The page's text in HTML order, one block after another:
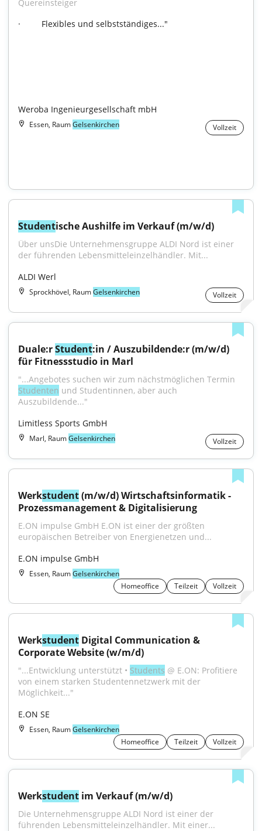
·         Flexibles und selbstständiges..."
Weroba Ingenieurgesellschaft mbH
Essen, RaumGelsenkirchen Vollzeit
Studentische Aushilfe im Verkauf (m/w/d)
Über unsDie Unternehmensgruppe ALDI Nord ist einer
der führenden Lebensmitteleinzelhändler. Mit...
ALDI Werl
Sprockhövel, RaumGelsenkirchen Vollzeit
Duale:r Student:in / Auszubildende:r (m/w/d)
für Fitnessstudio in Marl
Studenten und Studentinnen, aber auch
Auszubildende..."
Limitless Sports GmbH
Marl, RaumGelsenkirchen Vollzeit
Werkstudent (m/w/d) Wirtschaftsinformatik -
Prozessmanagement & Digitalisierung
E.ON impulse GmbH E.ON ist einer der größten
europäischen Betreiber von Energienetzen und...
E.ON impulse GmbH
Essen, RaumGelsenkirchen
Homeoffice
Teilzeit Vollzeit
Werkstudent Digital Communication &
Corporate Website (w/m/d)
"...Entwicklung unterstützt • Students @ E.ON: Profitiere
von einem starken Studentennetzwerk mit der
Möglichkeit..."
E.ON SE
Essen, RaumGelsenkirchen
Homeoffice
Teilzeit Vollzeit
Werkstudent im Verkauf (m/w/d)
Die Unternehmensgruppe ALDI Nord ist einer der
führenden Lebensmitteleinzelhändler. Mit einer...